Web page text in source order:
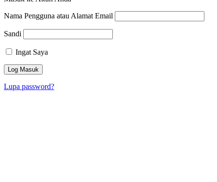
Nama Pengguna atau Alamat Email
Sandi
Ingat Saya
Lupa password?